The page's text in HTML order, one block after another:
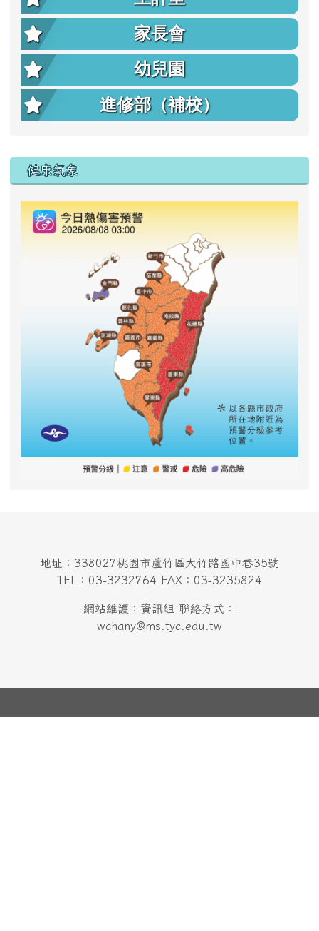
家長會
幼兒園
進修部（補校）
右邊區域內容
健康氣象
地址：338027桃園市蘆竹區大竹路國中巷35號
TEL：03-3232764 FAX：03-3235824
網站維護：資訊組 聯絡方式：
wchany@ms.tyc.edu.tw